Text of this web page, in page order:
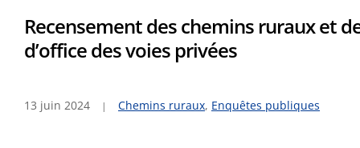
Recensement des chemins ruraux et
d’office des voies privées
13 juin 2024 Chemins ruraux, Enquêtes publiques